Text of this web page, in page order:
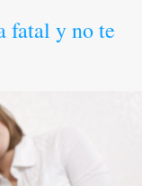
fatal y no te